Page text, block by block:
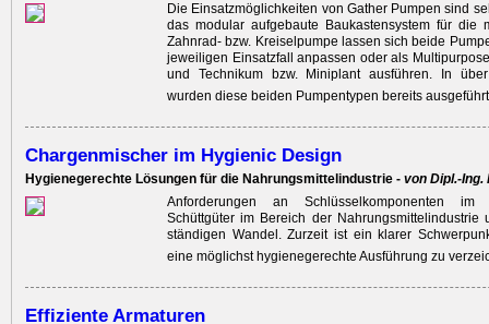
Die Einsatzmöglichkeiten von Gather Pumpen sind
das modular aufgebaute Baukastensystem für die
Zahnrad- bzw. Kreiselpumpe lassen sich beide
jeweiligen Einsatzfall anpassen oder als
und Technikum bzw. Miniplant ausführen. In
wurden diese beiden Pumpentypen bereits
Chargenmischer im Hygienic Design
Hygienegerechte Lösungen für die Nahrungsmittelindustrie - von Dipl.-Ing.
Anforderungen an Schlüsselkomponenten im
Schüttgüter im Bereich der Nahrungsmittel­industrie
ständigen Wandel. Zurzeit ist ein klarer
eine möglichst hygiene­gerechte Ausführung zu
Effiziente Armaturen